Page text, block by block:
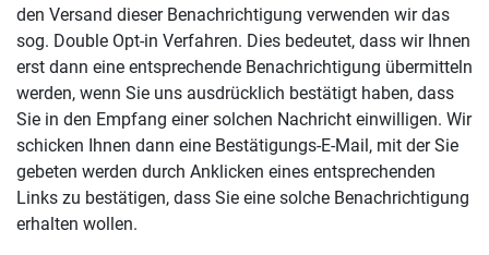
den Versand dieser Benachrichtigung verwenden wir das
sog. Double Opt-in Verfahren. Dies bedeutet, dass wir Ihnen
erst dann eine entsprechende Benachrichtigung übermitteln
werden, wenn Sie uns ausdrücklich bestätigt haben, dass
Sie in den Empfang einer solchen Nachricht einwilligen. Wir
schicken Ihnen dann eine Bestätigungs-E-Mail, mit der Sie
gebeten werden durch Anklicken eines entsprechenden
Links zu bestätigen, dass Sie eine solche Benachrichtigung
erhalten wollen.